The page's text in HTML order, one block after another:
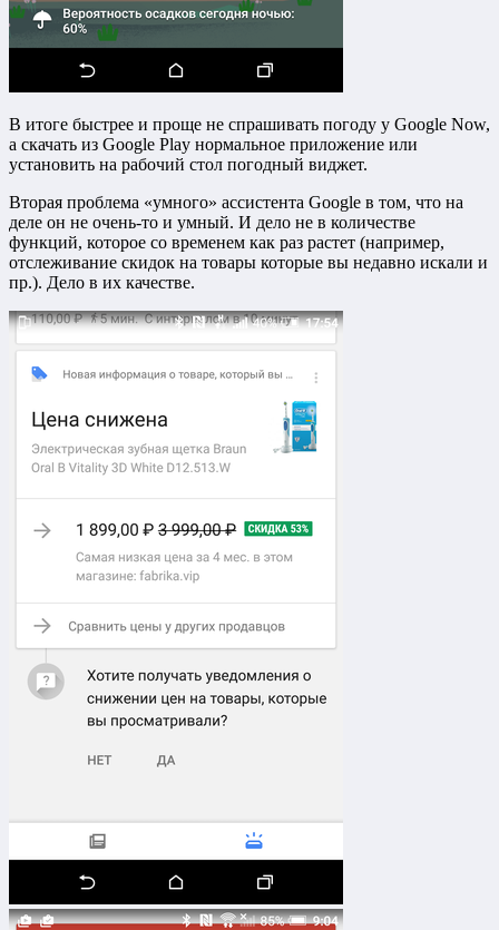
В итоге быстрее и проще не спрашивать погоду у Google Now,
а скачать из Google Play нормальное приложение или
установить на рабочий стол погодный виджет.
Вторая проблема «умного» ассистента Google в том, что на
деле он не очень-то и умный. И дело не в количестве
функций, которое со временем как раз растет (например,
отслеживание скидок на товары которые вы недавно искали и
пр.). Дело в их качестве.